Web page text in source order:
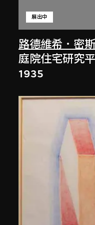
路德維希．密
展出中
庭院住宅研究
1935